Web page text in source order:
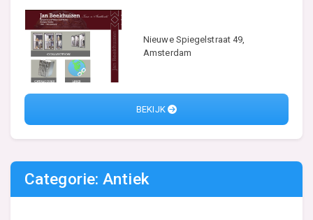
Nieuwe Spiegelstraat 49,
Amsterdam
BEKIJK
Categorie: Antiek